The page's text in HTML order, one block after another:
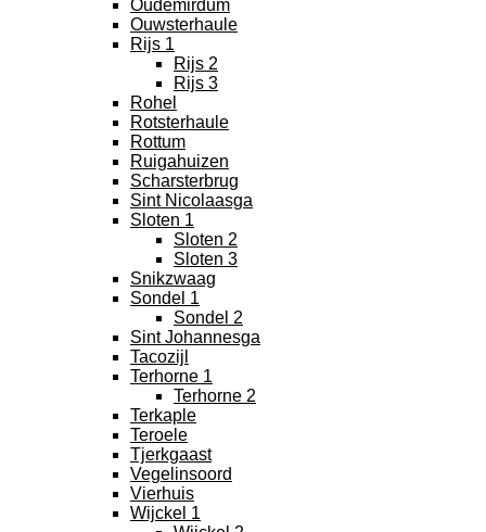
Oudemirdum
Ouwsterhaule
Rijs 1
Rijs 2
Rijs 3
Rohel
Rotsterhaule
Rottum
Ruigahuizen
Scharsterbrug
Sint Nicolaasga
Sloten 1
Sloten 2
Sloten 3
Snikzwaag
Sondel 1
Sondel 2
Sint Johannesga
Tacozijl
Terhorne 1
Terhorne 2
Terkaple
Teroele
Tjerkgaast
Vegelinsoord
Vierhuis
Wijckel 1